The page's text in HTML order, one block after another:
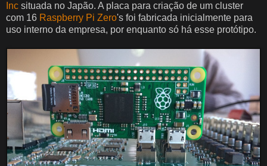
Inc situada no Japão. A placa para criação de um cluster
com 16 Raspberry Pi Zero's foi fabricada inicialmente para
uso interno da empresa, por enquanto só há esse protótipo.